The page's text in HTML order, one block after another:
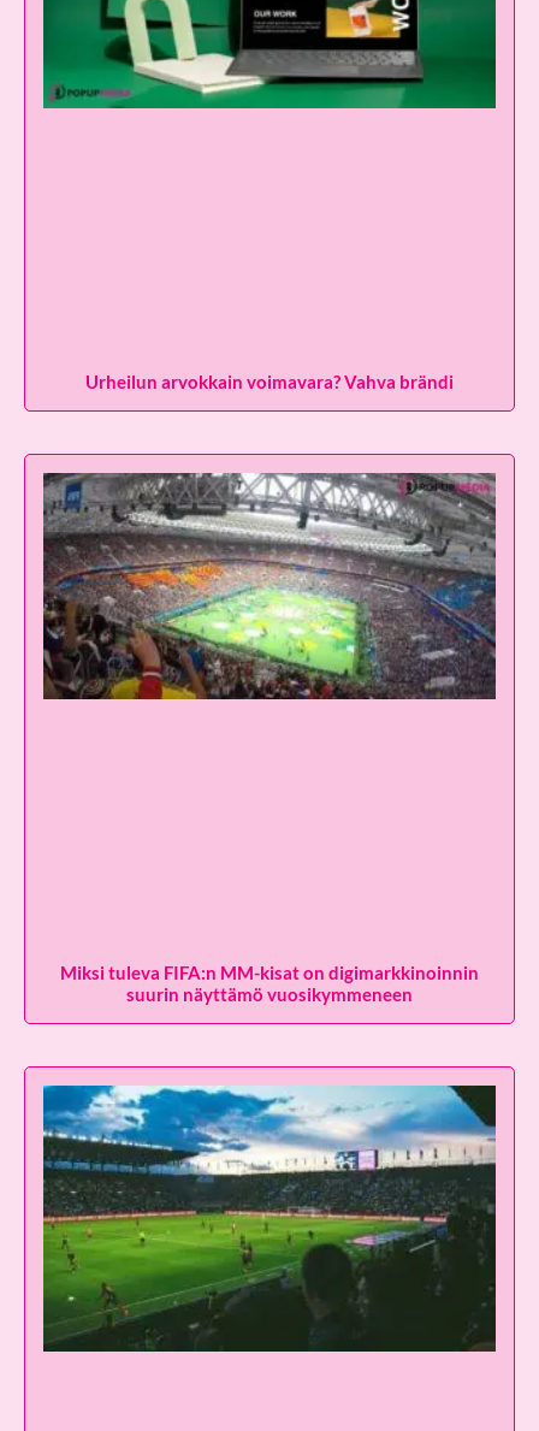
Urheilun arvokkain voimavara? Vahva brändi
Miksi tuleva FIFA:n MM-kisat on digimarkkinoinnin
suurin näyttämö vuosikymmeneen